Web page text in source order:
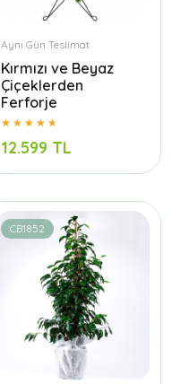
Aynı Gün Teslimat
Kırmızı ve Beyaz
Çiçeklerden
Ferforje
12.599 TL
CB1852